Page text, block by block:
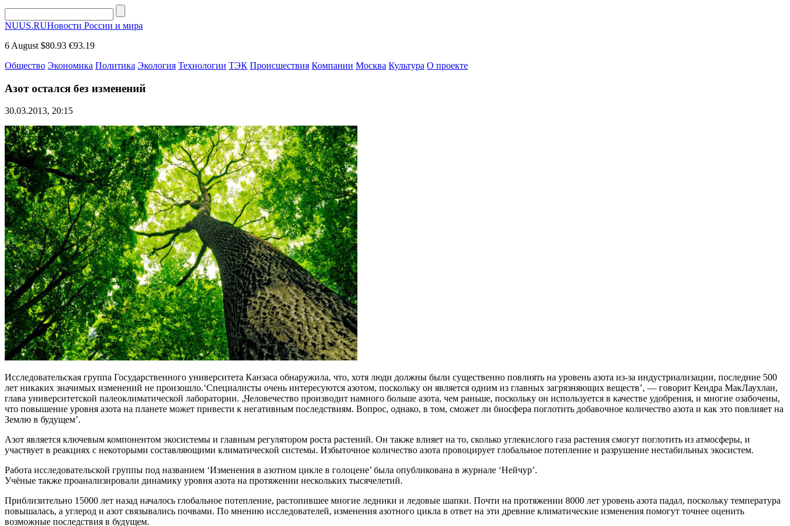
NUUS.RUНовости России и мира
6 August $80.93 €93.19
Общество Экономика Политика Экология Технологии ТЭК Происшествия Компании Москва Культура О проекте
Азот остался без изменений
30.03.2013, 20:15
Исследовательская группа Государственного университета Канзаса обнаружила, что, хотя люди должны были существенно повлиять на уровень азота из-за индустриализации, последние 500
лет никаких значимых изменений не произошло.‘Специалисты очень интересуются азотом, поскольку он является одним из главных загрязняющих веществ’, — говорит Кендра МакЛаухлан,
глава университетской палеоклиматической лаборатории. „Человечество производит намного больше азота, чем раньше, поскольку он используется в качестве удобрения, и многие озабочены,
что повышение уровня азота на планете может привести к негативным последствиям. Вопрос, однако, в том, сможет ли биосфера поглотить добавочное количество азота и как это повлияет на
Землю в будущем’.
Азот является ключевым компонентом экосистемы и главным регулятором роста растений. Он также влияет на то, сколько углекислого газа растения смогут поглотить из атмосферы, и
участвует в реакциях с некоторыми составляющими климатической системы. Избыточное количество азота провоцирует глобальное потепление и разрушение нестабильных экосистем.
Работа исследовательской группы под названием ‘Изменения в азотном цикле в голоцене’ была опубликована в журнале ‘Нейчур’.
Учёные также проанализировали динамику уровня азота на протяжении нескольких тысячелетий.
Приблизительно 15000 лет назад началось глобальное потепление, растопившее многие ледники и ледовые шапки. Почти на протяжении 8000 лет уровень азота падал, поскольку температура
повышалась, а углерод и азот связывались почвами. По мнению исследователей, изменения азотного цикла в ответ на эти древние климатические изменения помогут точнее оценить
возможные последствия в будущем.